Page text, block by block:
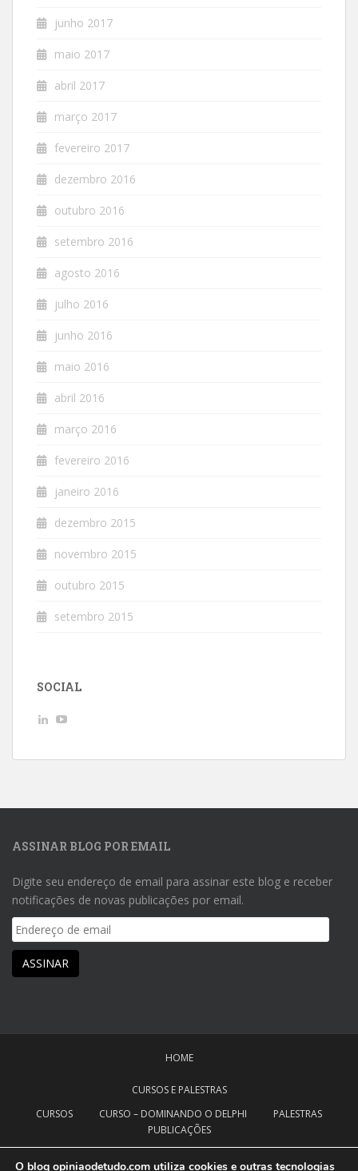
junho 2017
maio 2017
abril 2017
março 2017
fevereiro 2017
dezembro 2016
outubro 2016
setembro 2016
agosto 2016
julho 2016
junho 2016
maio 2016
abril 2016
março 2016
fevereiro 2016
janeiro 2016
dezembro 2015
novembro 2015
outubro 2015
setembro 2015
SOCIAL
Ver
AndreLuizGoncalvesdeMacedo
UCwpSFhHjbxJeKkuvp0uJd7Q
ASSINAR BLOG POR EMAIL
Digite seu endereço de email para assinar este blog e receber
notificações de novas publicações por email.
Endereço
de
email
ASSINAR
HOME
CURSOS E PALESTRAS
CURSOS
CURSO – DOMINANDO O DELPHI
PALESTRAS
PUBLICAÇÕES
O blog opiniaodetudo.com utiliza cookies e outras tecnologias